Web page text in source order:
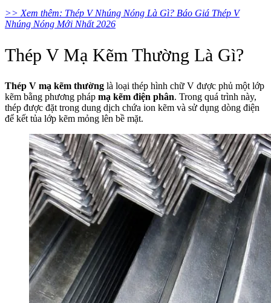
>> Xem thêm: Thép V Nhúng Nóng Là Gì? Báo Giá Thép V
Nhúng Nóng Mới Nhất 2026
Thép V Mạ Kẽm Thường Là Gì?
Thép V mạ kẽm thường là loại thép hình chữ V được phủ một lớp
kẽm bằng phương pháp mạ kẽm điện phân. Trong quá trình này,
thép được đặt trong dung dịch chứa ion kẽm và sử dụng dòng điện
để kết tủa lớp kẽm mỏng lên bề mặt.